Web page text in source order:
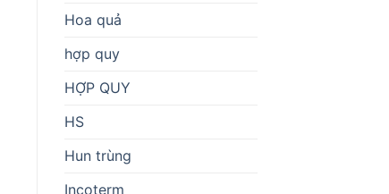
Hoa quả
hợp quy
HỢP QUY
HS
Hun trùng
Incoterm